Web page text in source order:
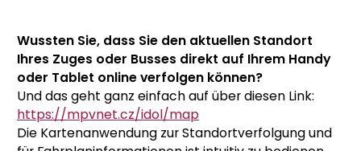
Wussten Sie, dass Sie den aktuellen Standort
Ihres Zuges oder Busses direkt auf Ihrem Handy
oder Tablet online verfolgen können?
Und das geht ganz einfach auf über diesen Link:
https://mpvnet.cz/idol/map
Die Kartenanwendung zur Standortverfolgung und